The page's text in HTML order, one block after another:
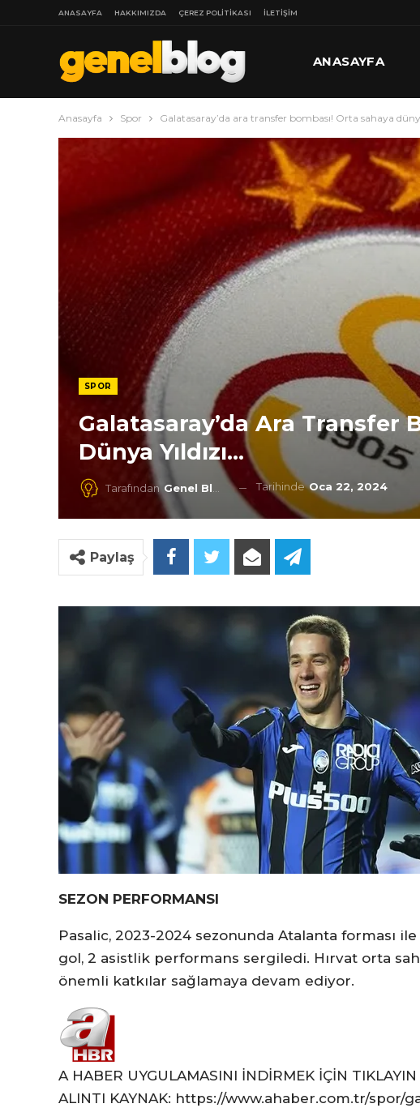
ANASAYFA HAKKIMIZDA ÇEREZ POLITIKASI İLETIŞIM
ANASAYFA
Anasayfa Spor Galatasaray’da ara transfer bombası! Orta sahaya
SPOR
Galatasaray’da Ara Transfer
Dünya Yıldızı…
Tarafından Genel Blog TarihindeOca 22, 2024
Paylaş
SEZON PERFORMANSI
Pasalic, 2023-2024 sezonunda Atalanta forması
gol, 2 asistlik performans sergiledi. Hırvat orta
önemli katkılar sağlamaya devam ediyor.
A HABER UYGULAMASINI İNDİRMEK İÇİN TIKLAYIN
ALINTI KAYNAK: https://www.ahaber.com.tr/spor/